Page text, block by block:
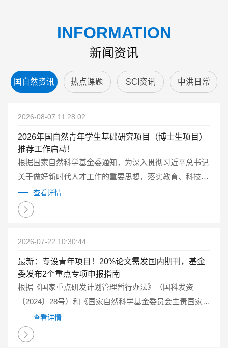
INFORMATION
新闻资讯
国自然资讯 热点课题 SCI资讯 中洪日常
2026-08-07 11:28:02
2026年国自然青年学生基础研究项目（博士生项目）
推荐工作启动！
根据国家自然科学基金委通知，为深入贯彻习近平总书记
关于做好新时代人才工作的重要思想，落实教育、科技、
人才一体化发展的要求，2026年自然科学基金委继续试点
实施国家自然科学基金青年学生基础研究项目（博士研究
生）（以下简称博士生项目）...
查看详情
2026-07-22 10:30:44
最新：专设青年项目！20%论文需发国内期刊，基金
委发布2个重点专项申报指南
根据《国家重点研发计划管理暂行办法》（国科发资
〔2024〕28号）和《国家自然科学基金委员会主责国家重
点研发计划重点专项管理实施细则（试行）》（国科金发
计〔2025〕1号）有关要求...
查看详情